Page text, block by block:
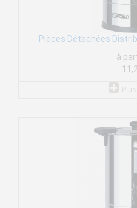
Pièces Détachées
à